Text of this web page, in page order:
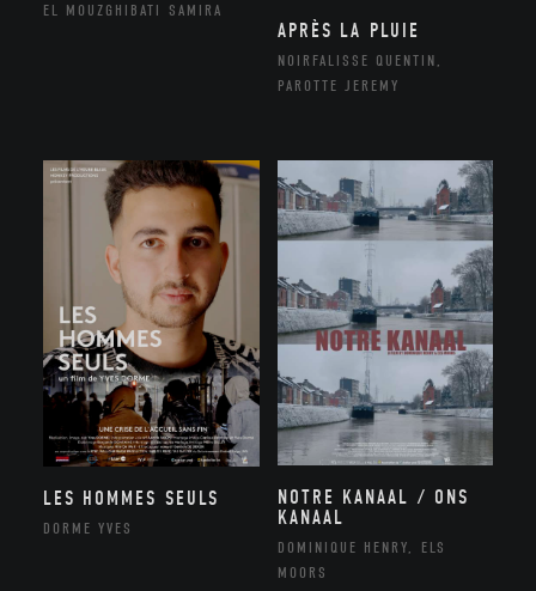
EL MOUZGHIBATI SAMIRA
APRÈS LA PLUIE
NOIRFALISSE QUENTIN,
PAROTTE JEREMY
LES HOMMES SEULS
DORME YVES
NOTRE KANAAL / ONS
KANAAL
DOMINIQUE HENRY, ELS
MOORS